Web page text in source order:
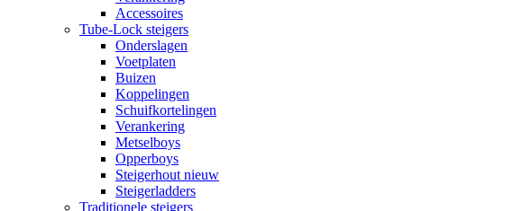
Accessoires
Tube-Lock steigers
Onderslagen
Voetplaten
Buizen
Koppelingen
Schuifkortelingen
Verankering
Metselboys
Opperboys
Steigerhout nieuw
Steigerladders
Traditionele steigers